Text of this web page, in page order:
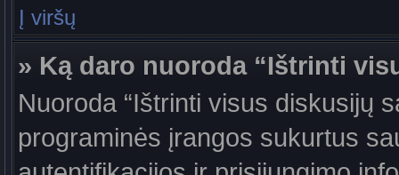
Į viršų
» Ką daro nuoroda “Ištrinti
Nuoroda “Ištrinti visus diskusijų
programinės įrangos sukurtus